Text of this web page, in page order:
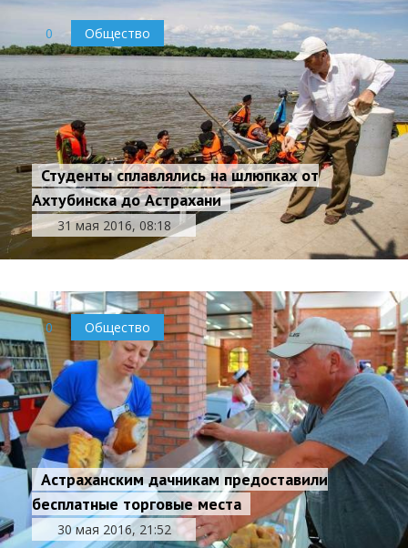
0 Общество
Студенты сплавлялись на шлюпках от
Ахтубинска до Астрахани
31 мая 2016, 08:18
0 Общество
Астраханским дачникам предоставили
бесплатные торговые места
30 мая 2016, 21:52
В Астраханской области готовятся к вспышке
Крымской геморрагической лихорадки